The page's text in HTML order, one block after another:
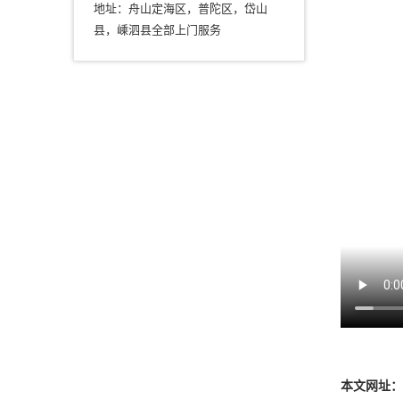
地址：舟山定海区，普陀区，岱山
县，嵊泗县全部上门服务
本文网址：